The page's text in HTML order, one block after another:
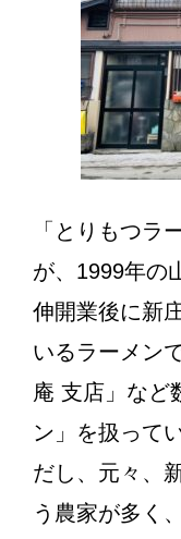
「とりもつラ
が、1999年の
伸開業後に新
いるラーメン
庵 支店」など
ン」を扱って
だし、元々、
う農家が多く